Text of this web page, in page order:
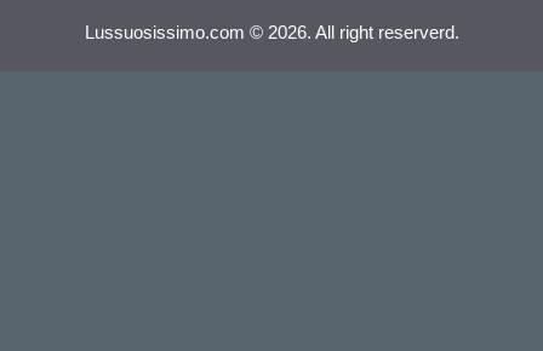
Lussuosissimo.com © 2026. All right reserverd.